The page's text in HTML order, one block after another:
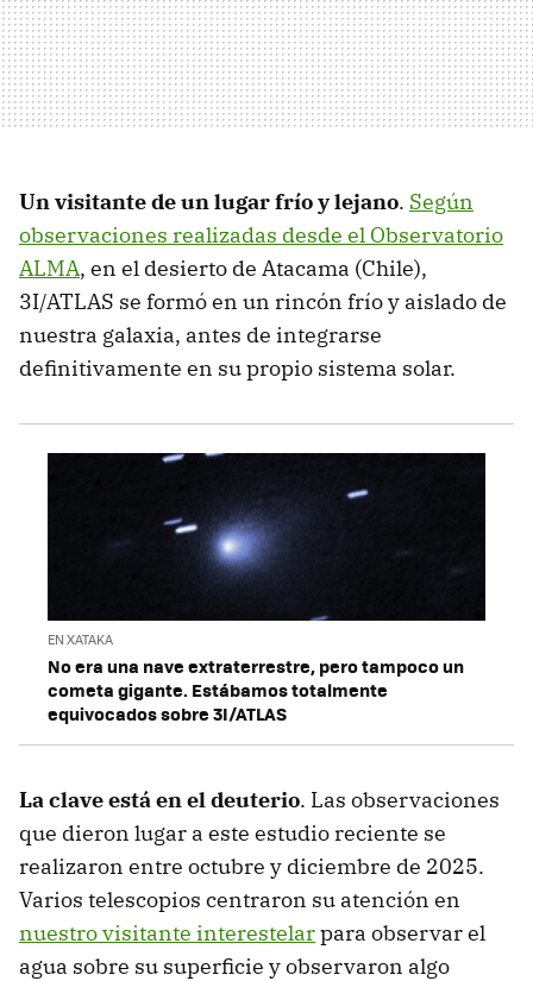
Un visitante de un lugar frío y lejano. Según
observaciones realizadas desde el Observatorio
ALMA, en el desierto de Atacama (Chile),
3I/ATLAS se formó en un rincón frío y aislado de
nuestra galaxia, antes de integrarse
definitivamente en su propio sistema solar.
EN XATAKA
No era una nave extraterrestre, pero tampoco un
cometa gigante. Estábamos totalmente
equivocados sobre 3I/ATLAS
La clave está en el deuterio. Las observaciones
que dieron lugar a este estudio reciente se
realizaron entre octubre y diciembre de 2025.
Varios telescopios centraron su atención en
nuestro visitante interestelarpara observar el
agua sobre su superficie y observaron algo